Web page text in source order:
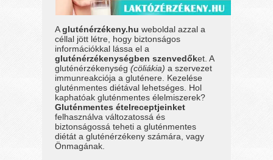
Agluténérzékeny.hu weboldal azzal a
céllal jött létre, hogy biztonságos
információkkal lássa el a
gluténérzékenységben szenvedőket. A
gluténérzékenység(cöliákia) a szervezet
immunreakciója a gluténere. Kezelése
gluténmentes diétával lehetséges. Hol
kaphatóak gluténmentes élelmiszerek?
Gluténmentes ételreceptjeinket
felhasználva változatossá és
biztonságossá teheti a gluténmentes
diétát a gluténérzékeny számára, vagy
Önmagának.